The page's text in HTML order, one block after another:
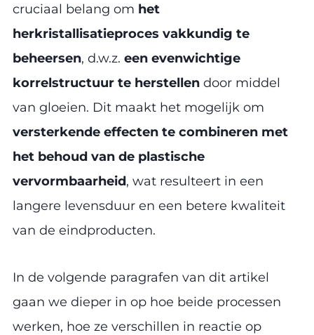
cruciaal belang om het
herkristallisatieproces vakkundig te
beheersen, d.w.z. een evenwichtige
korrelstructuur te herstellen door middel
van gloeien. Dit maakt het mogelijk om
versterkende effecten te combineren met
het behoud van de plastische
vervormbaarheid, wat resulteert in een
langere levensduur en een betere kwaliteit
van de eindproducten.
In de volgende paragrafen van dit artikel
gaan we dieper in op hoe beide processen
werken, hoe ze verschillen in reactie op